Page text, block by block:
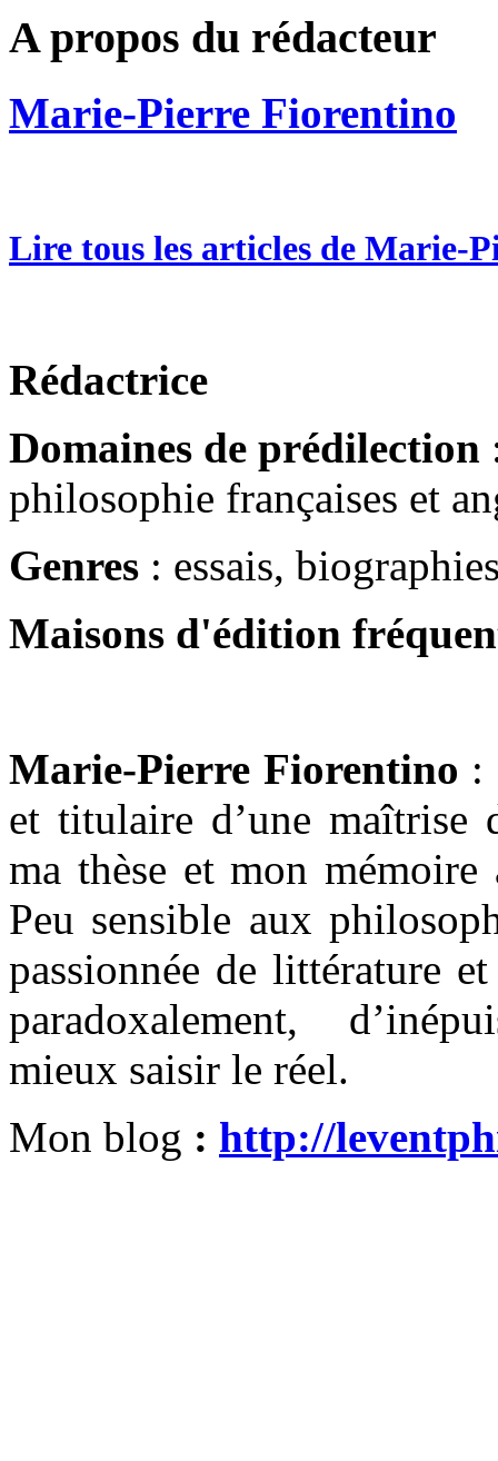
A propos du rédacteur
Marie-Pierre Fiorentino
Lire tous les articles de Marie-
Rédactrice
Domaines de prédilection
philosophie françaises et
Genres : essais,
Maisons d'édition
Marie-Pierre Fiorentino :
et titulaire d’une maîtrise
ma thèse et mon
Peu sensible aux
passionnée de littérature
paradoxalement,
mieux saisir le réel.
Mon blog : http://